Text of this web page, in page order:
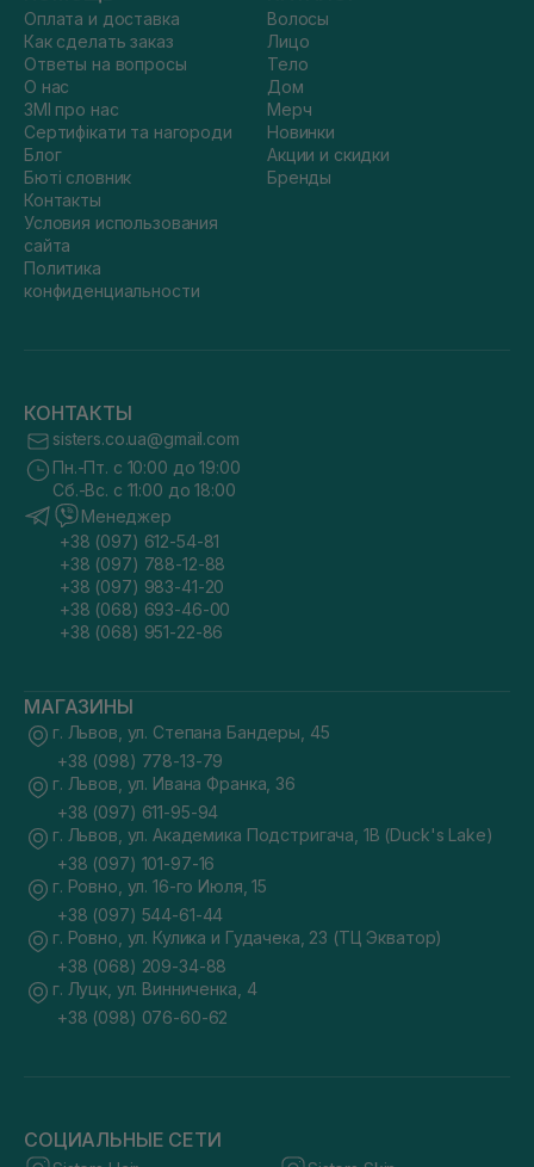
Оплата и доставка
Как сделать заказ
Ответы на вопросы
О нас
ЗМІ про нас
Сертифікати та нагороди
Блог
Бюті словник
Контакты
Условия использования
сайта
Политика
конфиденциальности
Волосы
Лицо
Тело
Дом
Мерч
Новинки
Акции и скидки
Бренды
КОНТАКТЫ
sisters.co.ua@gmail.com
Пн.-Пт. с 10:00 до 19:00
Сб.-Вс. с 11:00 до 18:00
Менеджер
+38 (097) 612-54-81
+38 (097) 788-12-88
+38 (097) 983-41-20
+38 (068) 693-46-00
+38 (068) 951-22-86
МАГАЗИНЫ
г. Львов, ул. Степана Бандеры, 45
+38 (098) 778-13-79
г. Львов, ул. Ивана Франка, 36
+38 (097) 611-95-94
г. Львов, ул. Академика Подстригача, 1В (Duck's Lake)
+38 (097) 101-97-16
г. Ровно, ул. 16-го Июля, 15
+38 (097) 544-61-44
г. Ровно, ул. Кулика и Гудачека, 23 (ТЦ Экватор)
+38 (068) 209-34-88
г. Луцк, ул. Винниченка, 4
+38 (098) 076-60-62
СОЦИАЛЬНЫЕ СЕТИ